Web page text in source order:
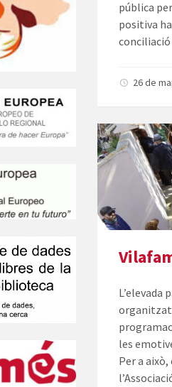
pública
positiva
26 de
les
Per a